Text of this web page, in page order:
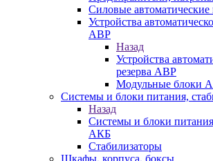
Силовые
Устройства
АВР
Назад
Устройства
резерва АВР
Модульные блоки
Системы и блоки питания,
Назад
Системы и блоки
АКБ
Стабилизаторы
Шкафы, корпуса, боксы